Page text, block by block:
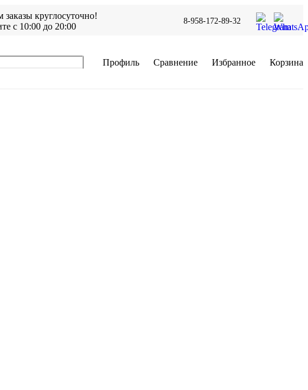
круглосуточно!
с 10:00 до 20:00
8-958-172-89-32
Профиль Сравнение Избранное Корзина